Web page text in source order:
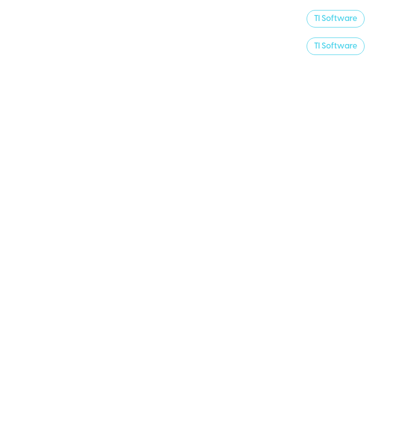
TI Software
TI Software